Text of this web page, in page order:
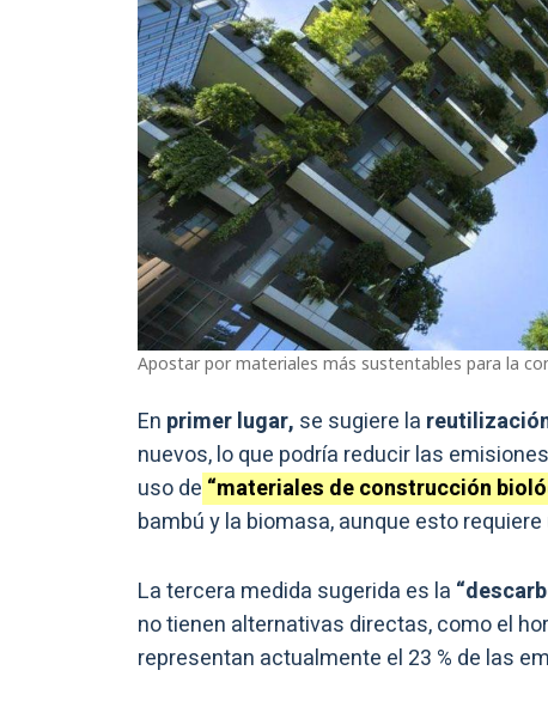
Apostar por materiales más sustentables para la
En primer lugar, se sugiere la
nuevos, lo que podría reducir las
uso de “materiales de construcción
bambú y la biomasa, aunque esto
La tercera medida sugerida es la
no tienen alternativas directas, como el
representan actualmente el 23 % de las